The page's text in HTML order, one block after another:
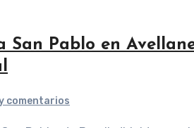
San Pablo en
comentarios